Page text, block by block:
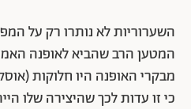
השערוריות לא נותרו רק על
המטען הרב שהביא לאופנה
מבקרי האופנה היו חלוקות
כי זו עדות לכך שהיצירה שלו